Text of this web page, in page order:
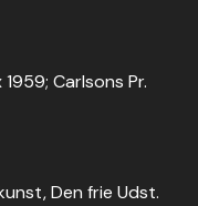
Carlsons Pr.
Den frie Udst.